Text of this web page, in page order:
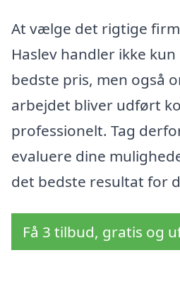
At vælge det rigtige
Haslev handler ikke
bedste pris, men også
arbejdet bliver udført
professionelt. Tag
evaluere dine
det bedste resultat for
Få 3 tilbud, gratis og